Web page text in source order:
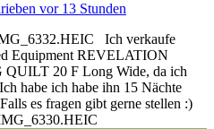
vor 13 Stunden
Ich verkaufe
Equipment REVELATION
20 F Long Wide, da ich
habe ich habe ihn 15 Nächte
es fragen gibt gerne stellen :)